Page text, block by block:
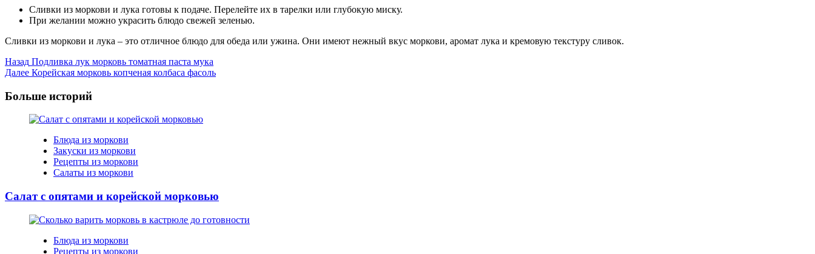
Сливки из моркови и лука готовы к подаче. Перелейте их в тарелки или глубокую миску.
При желании можно украсить блюдо свежей зеленью.
Сливки из моркови и лука – это отличное блюдо для обеда или ужина. Они имеют нежный вкус моркови, аромат лука и кремовую текстуру сливок.
Post
Navigation
Назад Подливка лук морковь томатная паста мука
Далее Корейская морковь копченая колбаса фасоль
Больше историй
Блюда из моркови
Закуски из моркови
Рецепты из моркови
Салаты из моркови
Салат с опятами и корейской морковью
Блюда из моркови
Рецепты из моркови